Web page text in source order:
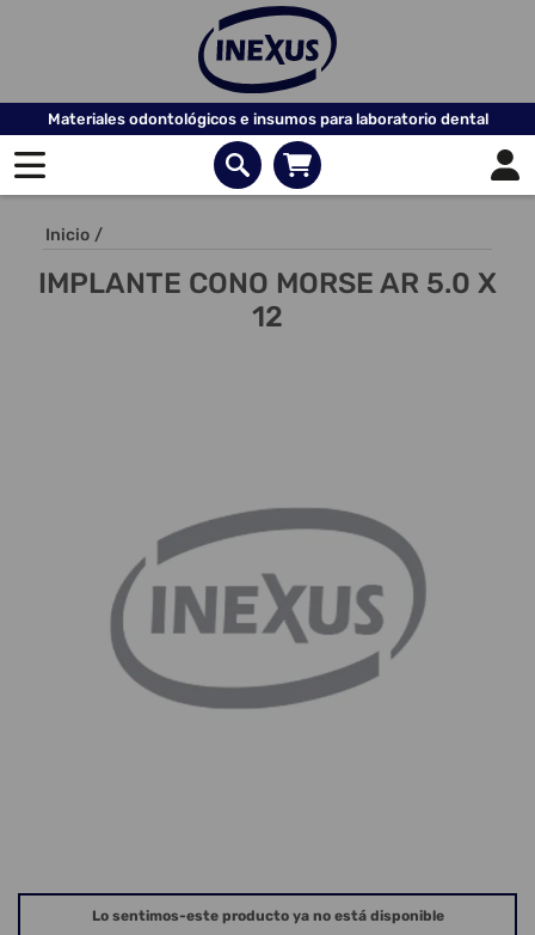
Materiales odontológicos e insumos para laboratorio dental
Inicio /
IMPLANTE CONO MORSE AR 5.0 X
12
Lo sentimos-este producto ya no está disponible